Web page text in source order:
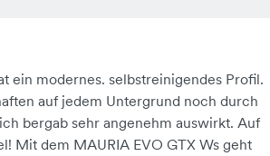
ein modernes. selbstreinigendes Profil.
auf jedem Untergrund noch durch
bergab sehr angenehm auswirkt. Auf
Mit dem MAURIA EVO GTX Ws geht